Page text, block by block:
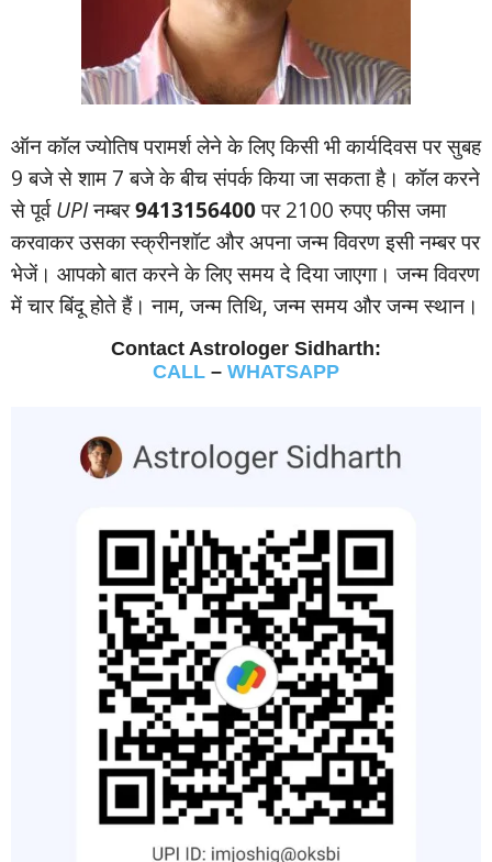
ऑन कॉल ज्‍योतिष परामर्श लेने के लिए किसी भी कार्यदिवस पर सुबह
9 बजे से शाम 7 बजे के बीच संपर्क किया जा सकता है। कॉल करने
से पूर्वUPIनम्‍बर9413156400पर 2100 रुपए फीस जमा
करवाकर उसका स्‍क्रीनशॉट और अपना जन्‍म विवरण इसी नम्‍बर पर
भेजें। आपको बात करने के लिए समय दे दिया जाएगा। जन्‍म विवरण
में चार बिंदू होते हैं। नाम, जन्‍म तिथि, जन्‍म समय और जन्‍म स्‍थान।
Contact Astrologer Sidharth:
CALL – WHATSAPP